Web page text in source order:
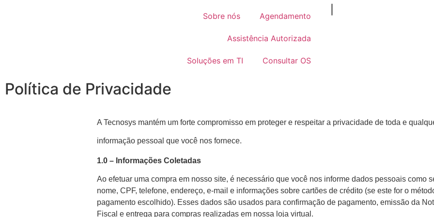
Sobre nós Agendamento
Assistência Autorizada
Soluções em TI Consultar OS
Política de Privacidade
A Tecnosys mantém um forte compromisso em proteger e respeitar a privacidade de toda e
informação pessoal que você nos fornece.
1.0 – Informações Coletadas
Ao efetuar uma compra em nosso site, é necessário que você nos informe dados pessoais como
nome, CPF, telefone, endereço, e-mail e informações sobre cartões de crédito (se este for o
pagamento escolhido). Esses dados são usados para confirmação de pagamento, emissão da
Fiscal e entrega para compras realizadas em nossa loja virtual.